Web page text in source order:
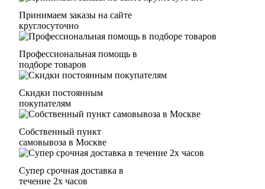
Принимаем заказы на сайте
круглосуточно
Профессиональная помощь в
подборе товаров
Скидки постоянным
покупателям
Собственный пункт
самовывоза в Москве
Супер срочная доставка в
течение 2х часов